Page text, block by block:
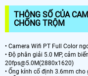
THÔNG SỐ CỦA
CHỐNG TRỘM
• Camera Wifi PT Full Color
• Độ phân giải 5.0 MP, cảm
20fps@5.0M(2880x1620)
• Ống kính cố định 3.6mm cho